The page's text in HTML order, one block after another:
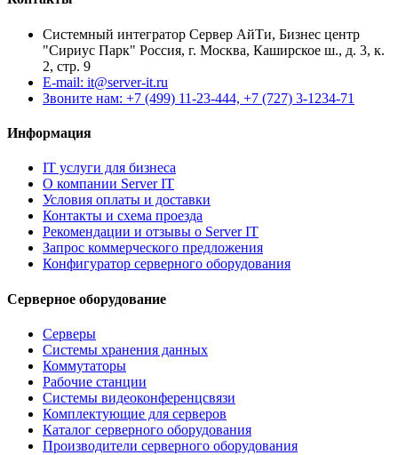
Системный интегратор Сервер АйТи, Бизнес центр
"Сириус Парк" Россия, г. Москва, Каширское ш., д. 3, к.
2, стр. 9
E-mail: it@server-it.ru
Звоните нам: +7 (499) 11-23-444, +7 (727) 3-1234-71
Информация
IT услуги для бизнеса
О компании Server IT
Условия оплаты и доставки
Контакты и схема проезда
Рекомендации и отзывы о Server IT
Запрос коммерческого предложения
Конфигуратор серверного оборудования
Серверное оборудование
Серверы
Системы хранения данных
Коммутаторы
Рабочие станции
Системы видеоконференцсвязи
Комплектующие для серверов
Каталог серверного оборудования
Производители серверного оборудования